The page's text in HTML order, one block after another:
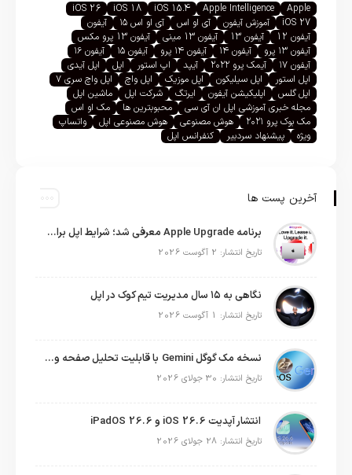
Apple
Apple Intelligence
iOS 15.4
iOS 18
iOS 26
iOS 27
آموزش آیفون آی او اس آی او اس ۱۵
آیفون
آیفون 12
آیفون 13 آیفون 13 مینی
آیفون 13 پرو مکس
آیفون ۱۳ پرو
آیفون ۱۴ آیفون ۱۴ پرو آیفون ۱۵
آیفون ۱۶
آیفون ۱۷
آیمک پرو ۲۰۲۲ آیپد اپ استور اپل
اپل آیدی
اپل استور
اپل سیلیکون اپل موزیک اپل واچ
اپل واچ سری ۷
اپل گلس
اپلیکیشن آیفون ایرتگ شرکت اپل
ماشین اپل
مجله خبری آموزشی اپل ان آی سی
محبوبترین ها
مک او اس
مک بوک پرو ۲۰۲۱
هوش مصنوعی هوش مصنوعی اپل
واتساپ
ویژه
پیشنهاد سردبیر کنفرانس اپل
آخرین پست ها
برنامه Apple Upgrade معرفی شد؛ شرایط اپل برای اجاره آیفون، آیپد، مک و اپل واچ
تاریخ انتشار: 2 آگوست 2026
نگاهی به ۱۵ سال مدیریت تیم کوک در اپل
تاریخ انتشار: 1 آگوست 2026
نسخه مک گوگل Gemini با قابلیت تحلیل صفحه و دستورات صوتی در به‌روزرسانی جدید
تاریخ انتشار: 30 جولای 2026
انتشار آپدیت iOS 26.6 و iPadOS 26.6
تاریخ انتشار: 28 جولای 2026